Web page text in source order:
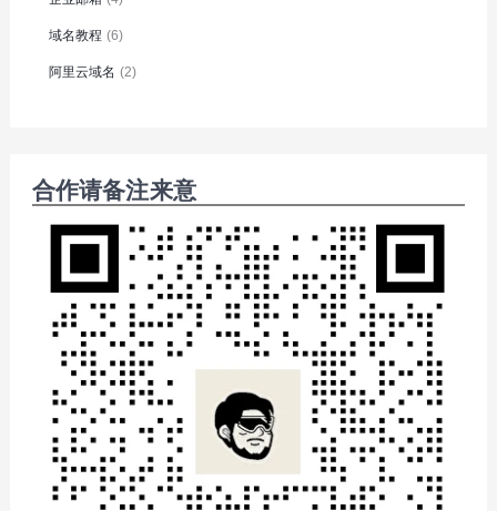
域名教程 (6)
阿里云域名 (2)
合作请备注来意